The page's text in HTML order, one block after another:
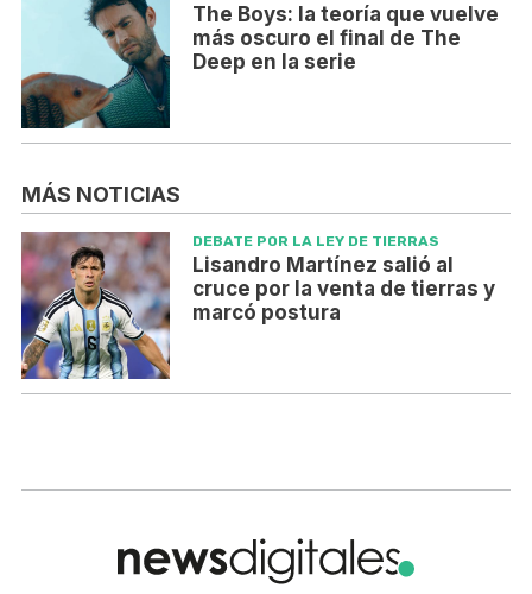
The Boys: la teoría que vuelve
más oscuro el final de The
Deep en la serie
MÁS NOTICIAS
DEBATE POR LA LEY DE TIERRAS
Lisandro Martínez salió al
cruce por la venta de tierras y
marcó postura